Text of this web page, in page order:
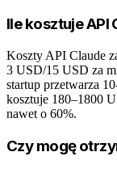
Ile kosztuje API
Koszty API Claude
3 USD/15 USD za
startup przetwarza
kosztuje 180–1800
nawet o 60%.
Czy mogę